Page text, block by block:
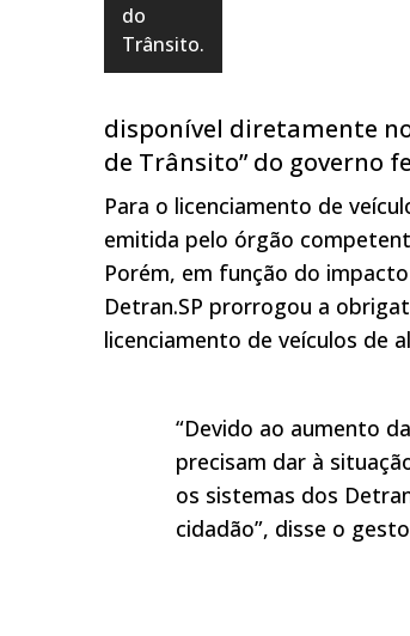
do
Trânsito.
disponível diretamente
de Trânsito” do governo
Para o licenciamento de
emitida pelo órgão
Porém, em função do
Detran.SP prorrogou a
licenciamento de veículos de
“Devido ao aumento
precisam dar à
os sistemas dos
cidadão”, disse o